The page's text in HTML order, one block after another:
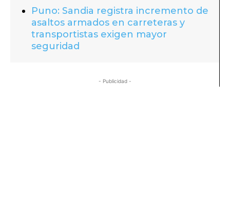
Puno: Sandia registra incremento de
asaltos armados en carreteras y
transportistas exigen mayor
seguridad
- Publicidad -